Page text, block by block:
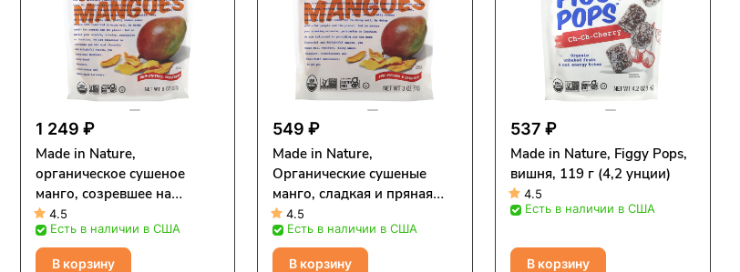
1 249 ₽
Made in Nature,
органическое сушеное
манго, созревшее на
дереве и не обработанное
сернистым газом, 227 г (8
унций)
4.5
Есть в наличии в США
В корзину
549 ₽
Made in Nature,
Органические сушеные
манго, сладкая и пряная
суперзакуска, 85 г (3
унции)
4.5
Есть в наличии в США
В корзину
537 ₽
Made in Nature, Figgy Pops,
вишня, 119 г (4,2 унции)
4.5
Есть в наличии в США
В корзину